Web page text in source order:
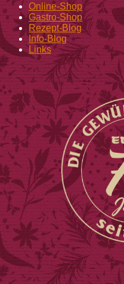
Online-Shop
Gastro-Shop
Rezept-Blog
Info-Blog
Links